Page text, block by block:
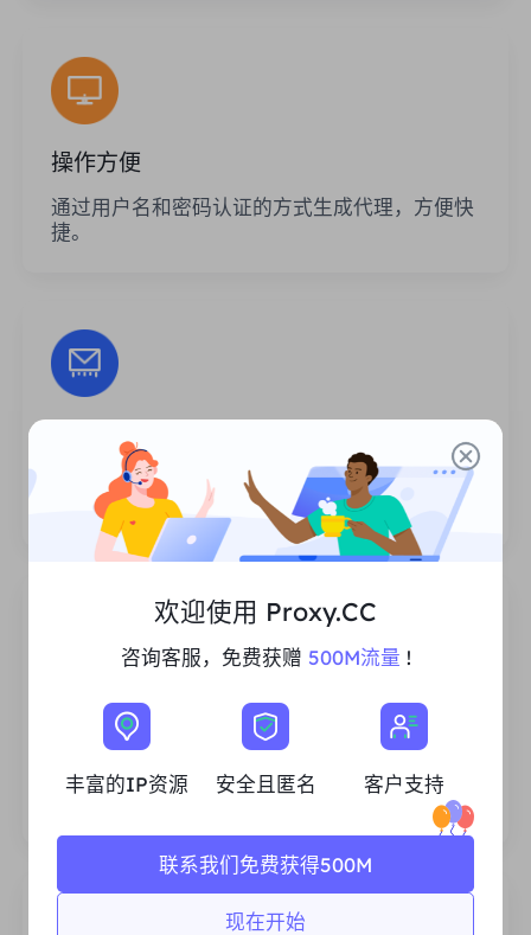
操作方便
通过用户名和密码认证的方式生成代理，方便快
捷。
无限的会话
代理的使用次数或调用频率没有限制。您可以一
次生成大量代理。
丰富的住宅IP资源
我们确保我们的IP代理资源是稳定可靠的，我们
不断努力扩大现有的代理池，以满足每一个客户
欢迎使用 Proxy.CC
咨询客服，免费获赠 500M流量 !
丰富的IP资源 安全且匿名 客户支持
现在开始
联系我们免费获得500M